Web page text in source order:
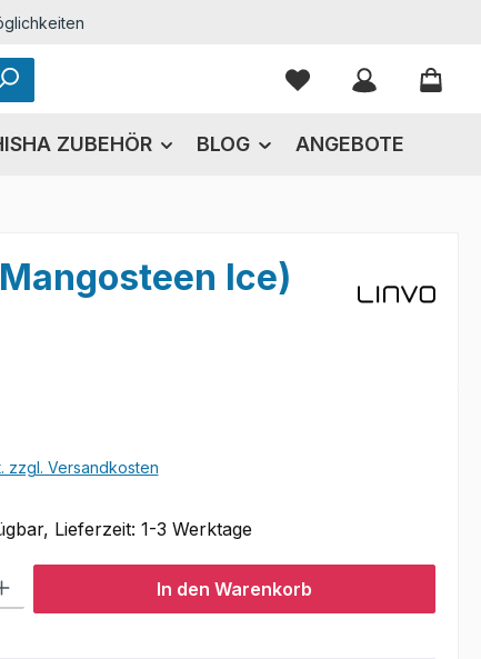
Du hast 0
ZUBEHÖR BLOG ANGEBOTE
Ice)
zzgl. Versandkosten
Lieferzeit: 1-3 Werktage
Gib den gewünschten Wert ein oder benutze die Schaltflächen
In den Warenkorb